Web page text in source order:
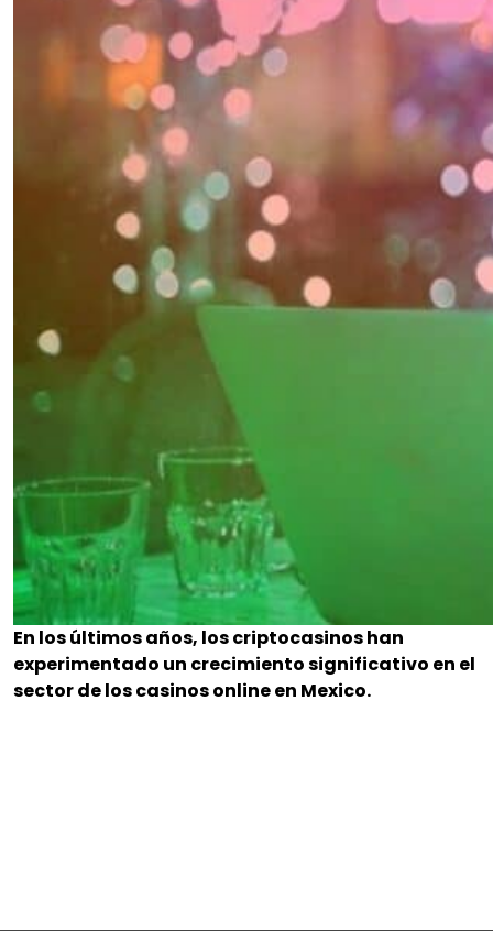
En los últimos años, los criptocasinos han
experimentado un crecimiento significativo en el
sector de los casinos online en Mexico.